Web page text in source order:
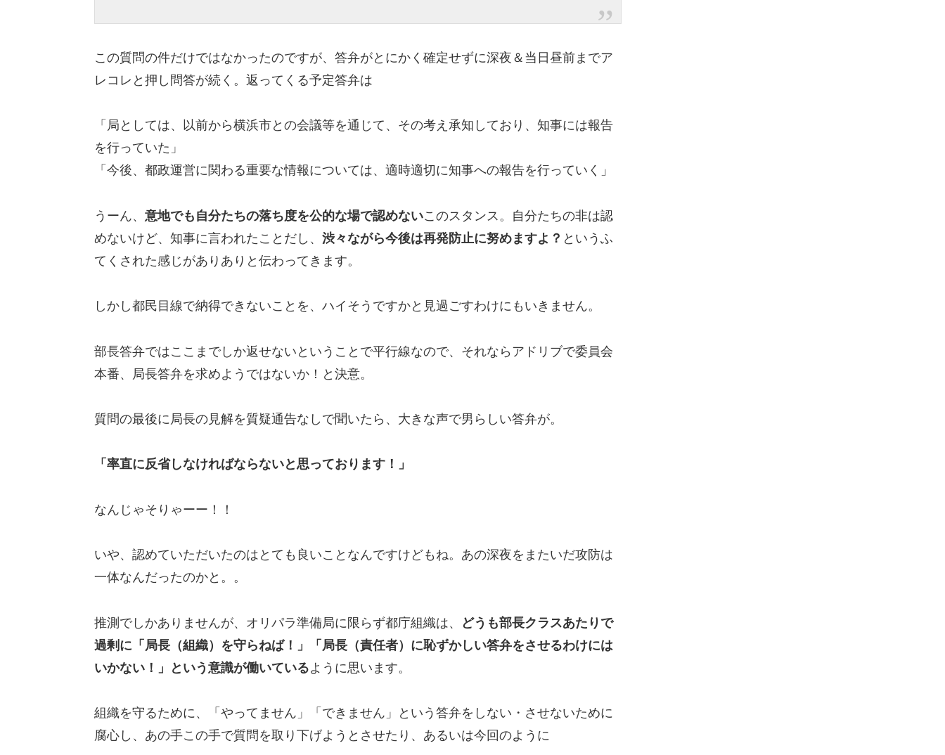
この質問の件だけではなかったのですが、答弁がとにかく確定せずに深夜＆当日昼前までア
レコレと押し問答が続く。返ってくる予定答弁は
「局としては、以前から横浜市との会議等を通じて、その考え承知しており、知事には報告
を行っていた」
「今後、都政運営に関わる重要な情報については、適時適切に知事への報告を行っていく」
うーん、 意地でも自分たちの落ち度を公的な場で認めないこのスタンス。自分たちの非は認
めないけど、知事に言われたことだし、 渋々ながら今後は再発防止に努めますよ？ というふ
てくされた感じがありありと伝わってきます。
しかし都民目線で納得できないことを、ハイそうですかと見過ごすわけにもいきません。
部長答弁ではここまでしか返せないということで平行線なので、それならアドリブで委員会
本番、局長答弁を求めようではないか！と決意。
質問の最後に局長の見解を質疑通告なしで聞いたら、大きな声で男らしい答弁が。
「率直に反省しなければならないと思っております！」
なんじゃそりゃーー！！
いや、認めていただいたのはとても良いことなんですけどもね。あの深夜をまたいだ攻防は
一体なんだったのかと。。
推測でしかありませんが、オリパラ準備局に限らず都庁組織は、
どうも部長クラスあたりで
過剰に「局長（組織）を守らねば！」「局長（責任者）に恥ずかしい答弁をさせるわけには
いかない！」という意識が働いているように思います。
組織を守るために、「やってません」「できません」という答弁をしない・させないために
腐心し、あの手この手で質問を取り下げようとさせたり、あるいは今回のように